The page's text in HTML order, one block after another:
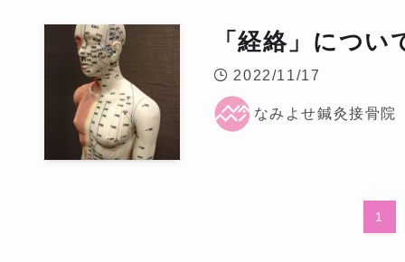
「経絡」につい
2022/11/17
なみよせ鍼灸接骨院
1